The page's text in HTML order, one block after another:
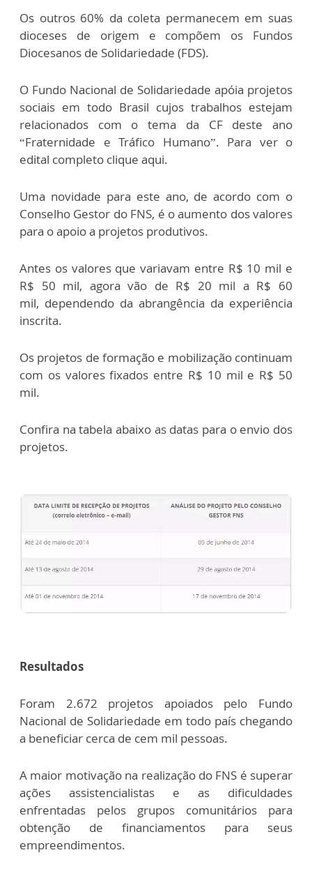
Os outros 60% da coleta permanecem em suas
dioceses de origem e compõem os Fundos
Diocesanos de Solidariedade (FDS).
O Fundo Nacional de Solidariedade apóia projetos
sociais em todo Brasil cujos trabalhos estejam
relacionados com o tema da CF deste ano
“Fraternidade e Tráfico Humano”. Para ver o
edital completo clique aqui.
Uma novidade para este ano, de acordo com o
Conselho Gestor do FNS, é o aumento dos valores
para o apoio a projetos produtivos.
Antes os valores que variavam entre R$ 10 mil e
R$ 50 mil, agora vão de R$ 20 mil a R$ 60
mil, dependendo da abrangência da experiência
inscrita.
Os projetos de formação e mobilização continuam
com os valores fixados entre R$ 10 mil e R$ 50
mil.
Confira na tabela abaixo as datas para o envio dos
projetos.
Resultados
Foram 2.672 projetos apoiados pelo Fundo
Nacional de Solidariedade em todo país chegando
a beneficiar cerca de cem mil pessoas.
A maior motivação na realização do FNS é superar
ações assistencialistas e as dificuldades
enfrentadas pelos grupos comunitários para
obtenção de financiamentos para seus
empreendimentos.